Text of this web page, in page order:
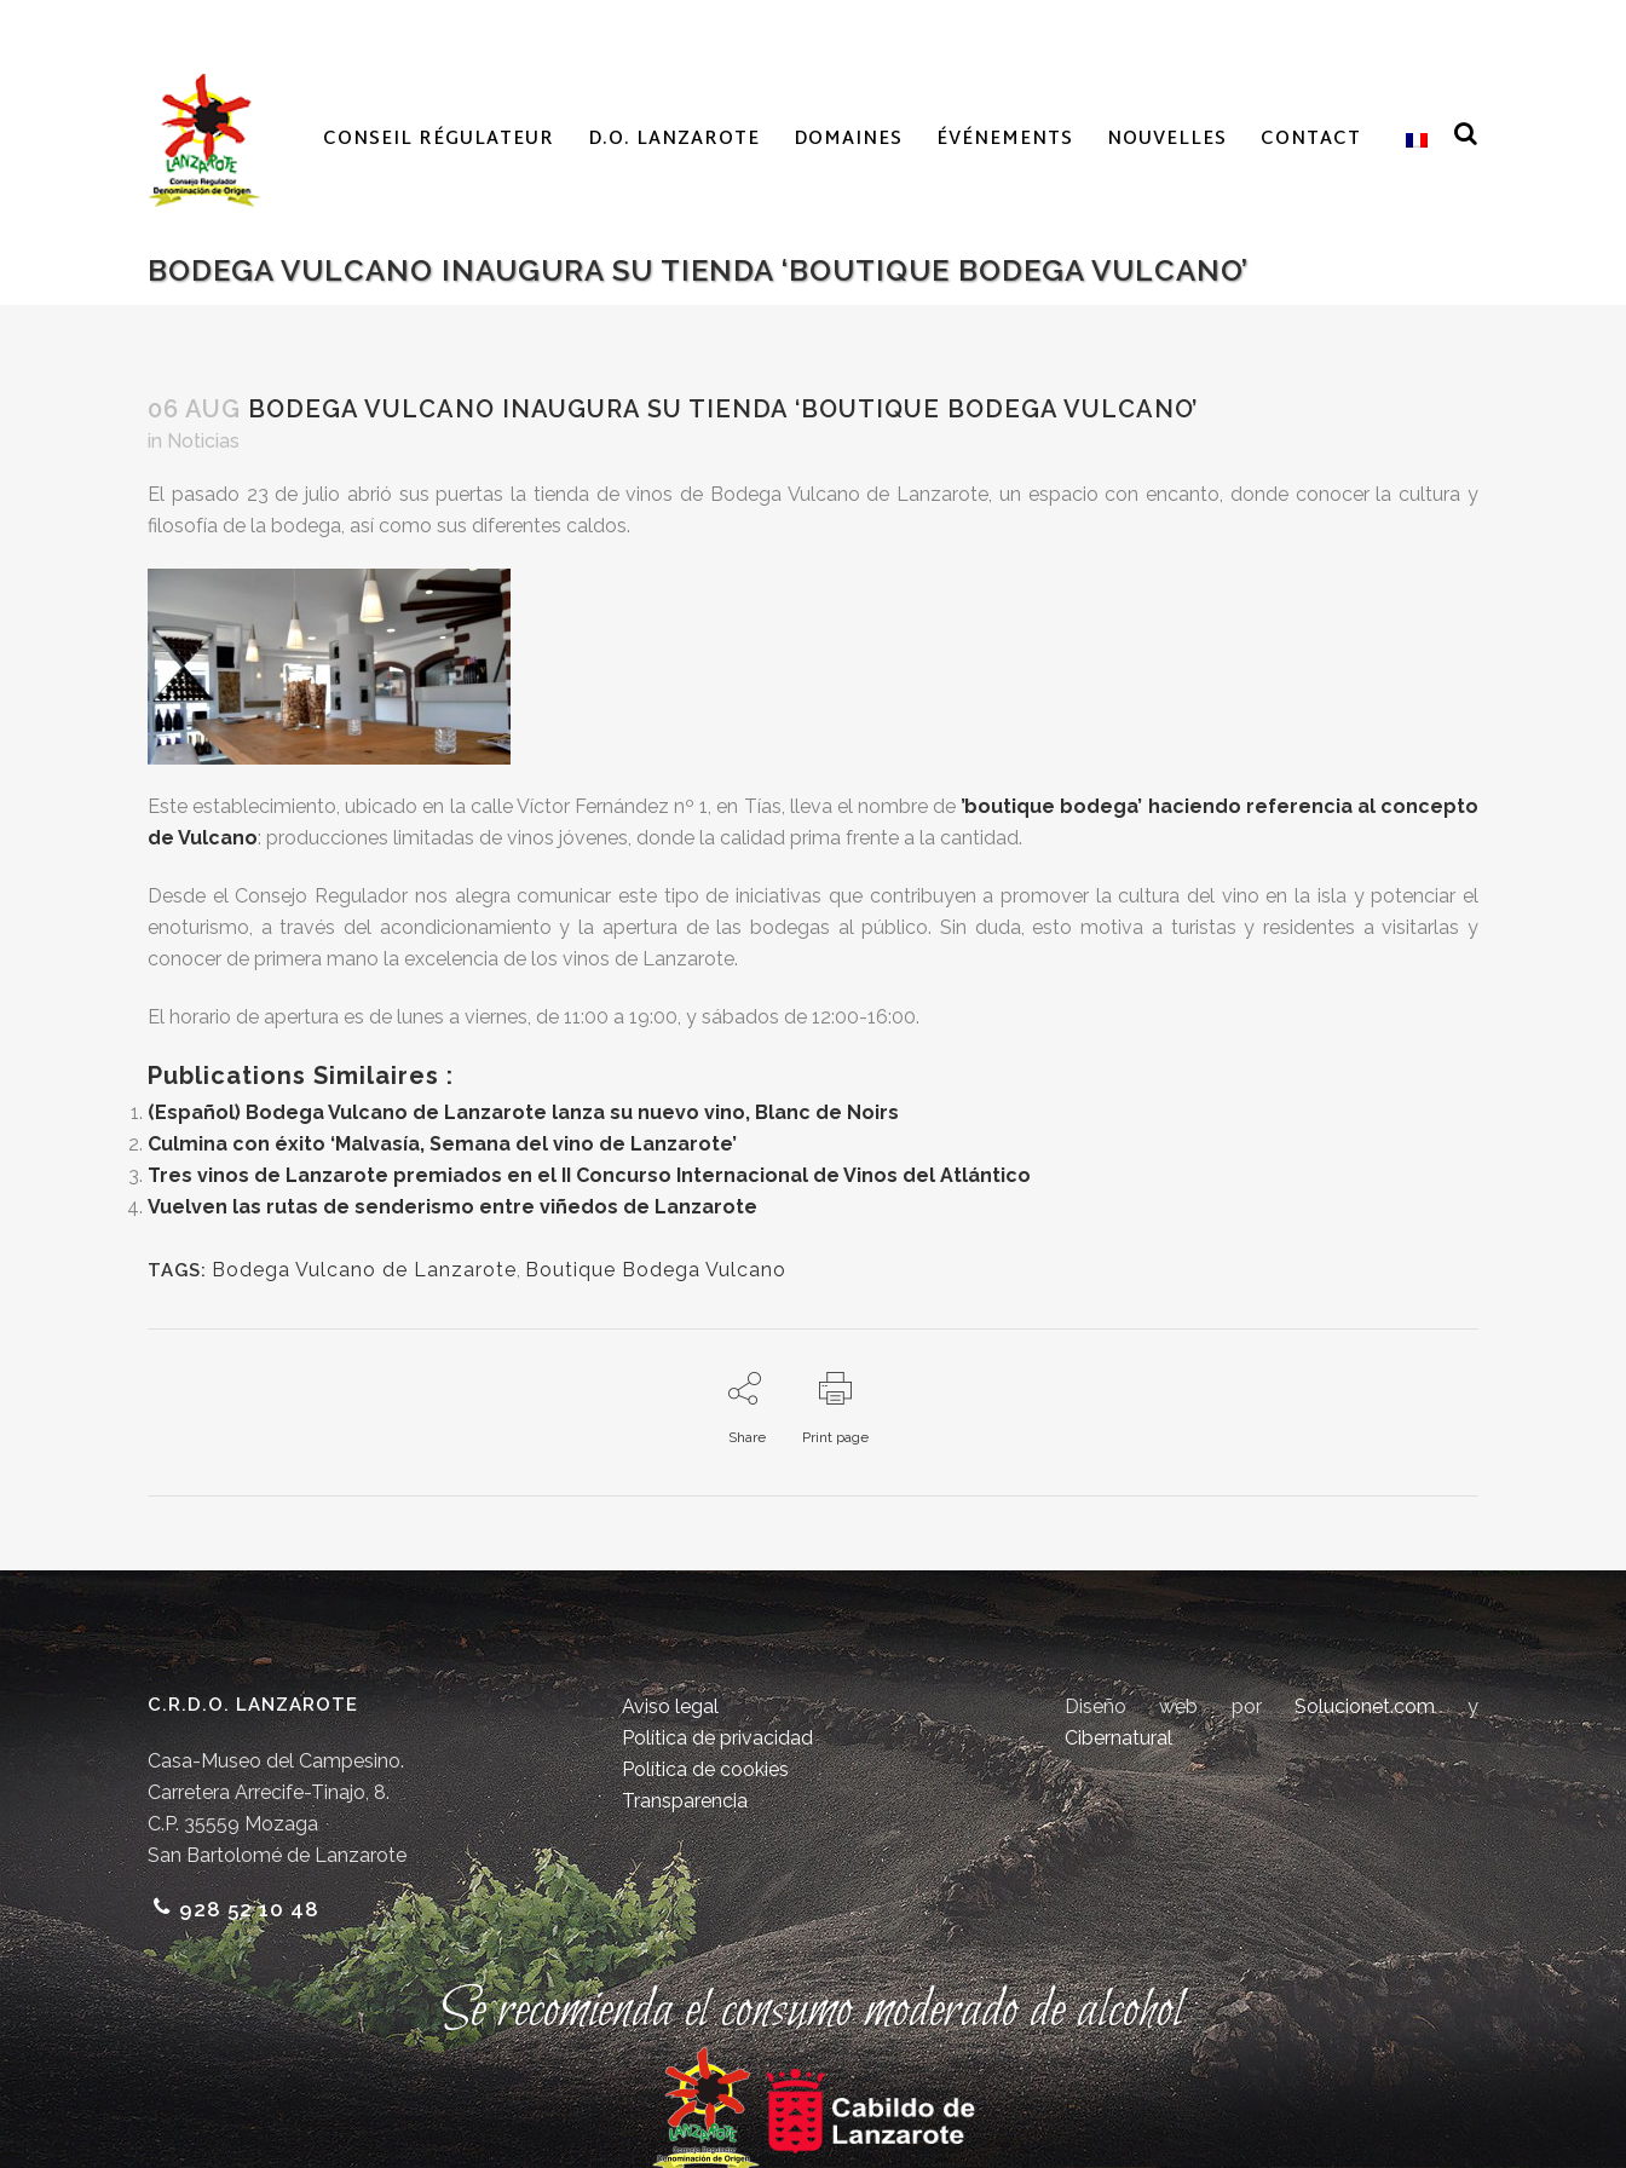
CONSEIL RÉGULATEUR D.O. LANZAROTE DOMAINES ÉVÉNEMENTS NOUVELLES CONTACT
BODEGA VULCANO INAUGURA SU TIENDA ‘BOUTIQUE BODEGA VULCANO’
06 AUG BODEGA VULCANO INAUGURA SU TIENDA ‘BOUTIQUE BODEGA VULCANO’
in Noticias
El pasado 23 de julio abrió sus puertas la tienda de vinos de Bodega Vulcano de Lanzarote, un espacio con encanto, donde conocer la cultura y
filosofía de la bodega, así como sus diferentes caldos.
Este establecimiento, ubicado en la calle Víctor Fernández nº 1, en Tías, lleva el nombre de ’boutique bodega’ haciendo referencia al concepto
de Vulcano: producciones limitadas de vinos jóvenes, donde la calidad prima frente a la cantidad.
Desde el Consejo Regulador nos alegra comunicar este tipo de iniciativas que contribuyen a promover la cultura del vino en la isla y potenciar el
enoturismo, a través del acondicionamiento y la apertura de las bodegas al público. Sin duda, esto motiva a turistas y residentes a visitarlas y
conocer de primera mano la excelencia de los vinos de Lanzarote.
El horario de apertura es de lunes a viernes, de 11:00 a 19:00, y sábados de 12:00-16:00.
Publications Similaires :
(Español) Bodega Vulcano de Lanzarote lanza su nuevo vino, Blanc de Noirs
Culmina con éxito ‘Malvasía, Semana del vino de Lanzarote’
Tres vinos de Lanzarote premiados en el II Concurso Internacional de Vinos del Atlántico
Vuelven las rutas de senderismo entre viñedos de Lanzarote
TAGS: Bodega Vulcano de Lanzarote, Boutique Bodega Vulcano
Share Print page
C.R.D.O. LANZAROTE
Casa-Museo del Campesino.
Carretera Arrecife-Tinajo, 8.
C.P. 35559 Mozaga
San Bartolomé de Lanzarote
928 52 10 48
Aviso legal
Política de privacidad
Política de cookies
Transparencia
Diseño web porSolucionet.comy
Cibernatural
Se recomienda el consumo moderado de alcohol